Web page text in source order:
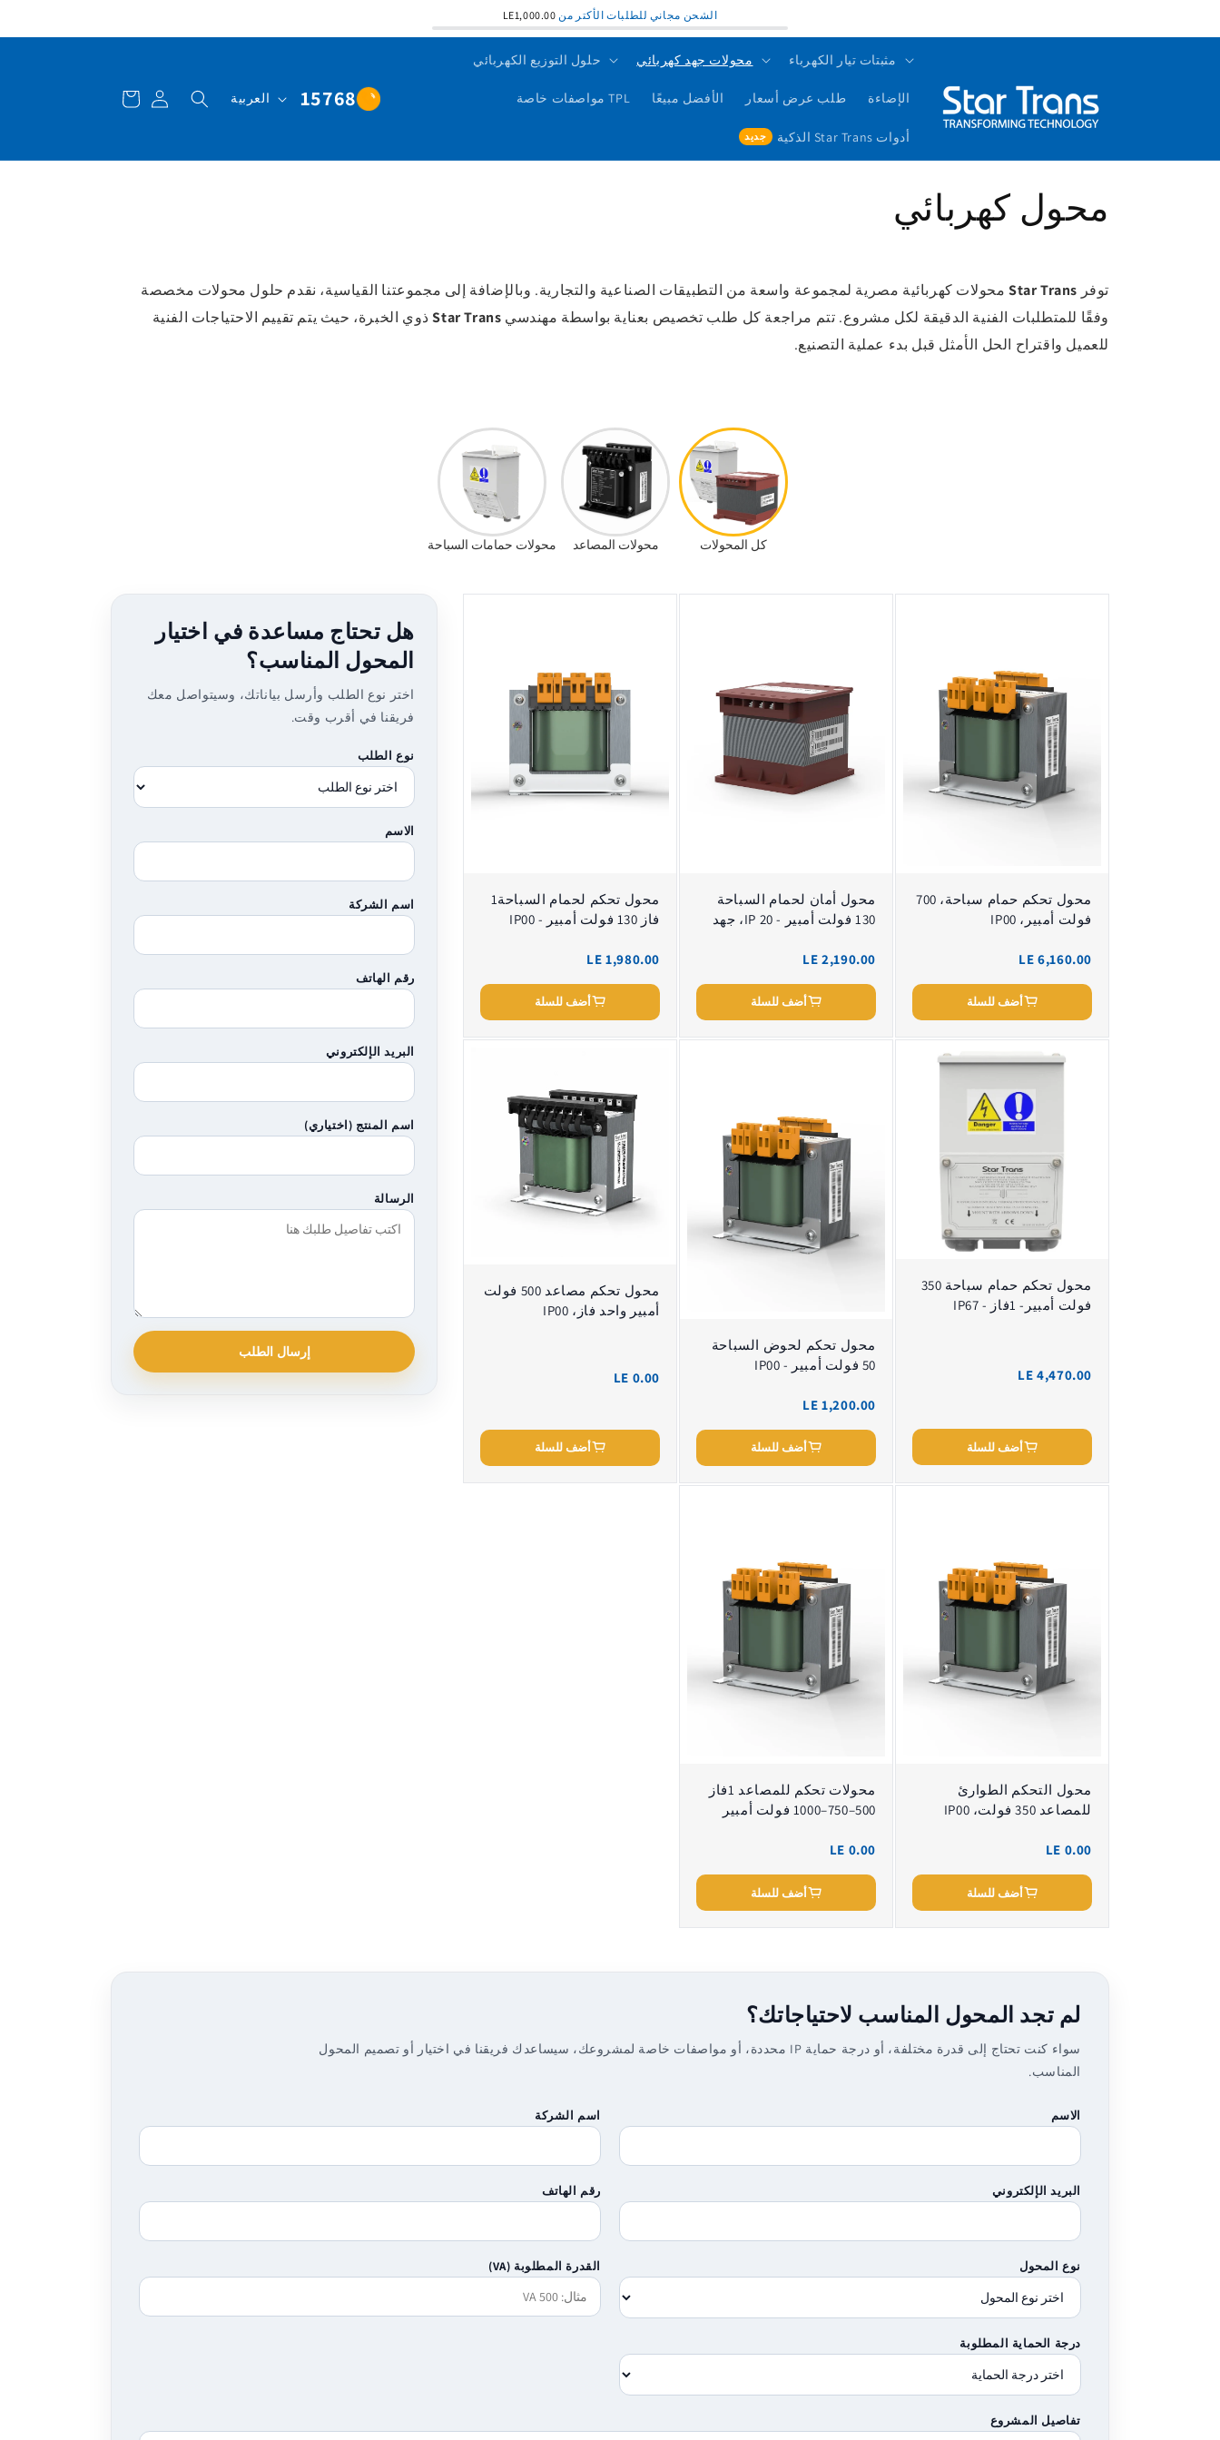
الشحن مجاني للطلبات الأكتر من LE1,000.00
مثبتات تيار الكهرباء محولات جهد كهربائي حلول التوزيع الكهربائي
الإضاءة طلب عرض أسعار الأفضل مبيعًا TPL مواصفات خاصة
أدوات Star Trans الذكية
15768 العربية
الدخولالتسوق
ا
م
ج
:
محول كهربائي
توفر Star Trans محولات كهربائية مصرية لمجموعة واسعة من التطبيقات الصناعية والتجارية. وبالإضافة إلى مجموعتنا القياسية، نقدم حلول محولات مخصصة
وفقًا للمتطلبات الفنية الدقيقة لكل مشروع. تتم مراجعة كل طلب تخصيص بعناية بواسطة مهندسي Star Transذوي الخبرة، حيث يتم تقييم الاحتياجات الفنية
للعميل واقتراح الحل الأمثل قبل بدء عملية التصنيع.
كل المحولات محولات المصاعد محولات حمامات السباحة
محول تحكم حمام سباحة، 700
فولت أمبير، IP00
LE 6,160.00
أضف للسلة
محول أمان لحمام السباحة
130 فولت أمبير - IP 20، جهد
LE 2,190.00
أضف للسلة
محول تحكم لحمام السباحة1
فاز 130 فولت أمبير - IP00
LE 1,980.00
أضف للسلة
محول تحكم حمام سباحة 350
فولت أمبير- 1فاز - IP67
LE 4,470.00
أضف للسلة
محول تحكم لحوض السباحة
50 فولت أمبير - IP00
LE 1,200.00
أضف للسلة
محول تحكم مصاعد 500 فولت
أمبير واحد فاز، IP00
LE 0.00
أضف للسلة
محول التحكم الطوارئ
للمصاعد 350 فولت، IP00
LE 0.00
أضف للسلة
محولات تحكم للمصاعد 1فاز
500–750–1000 فولت أمبير
LE 0.00
أضف للسلة
هل تحتاج مساعدة في اختيار
المحول المناسب؟
اختر نوع الطلب وأرسل بياناتك، وسيتواصل معك
فريقنا في أقرب وقت.
نوع الطلب
الاسم
اسم الشركة
رقم الهاتف
البريد الإلكتروني
اسم المنتج (اختياري)
الرسالة
إرسال الطلب
لم تجد المحول المناسب لاحتياجاتك؟
سواء كنت تحتاج إلى قدرة مختلفة، أو درجة حماية IP محددة، أو مواصفات خاصة لمشروعك، سيساعدك فريقنا في اختيار أو تصميم المحول
المناسب.
الاسم اسم الشركة
البريد الإلكتروني رقم الهاتف
نوع المحول القدرة المطلوبة (VA)
درجة الحماية المطلوبة
تفاصيل المشروع